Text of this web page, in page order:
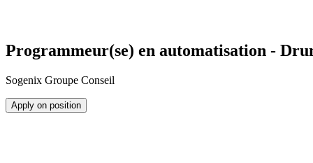
Programmeur(se) en automatisation -
Sogenix Groupe Conseil
Apply on position